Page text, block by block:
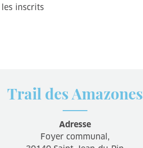
inscrits
Trail des Amazones
Adresse
Foyer communal,